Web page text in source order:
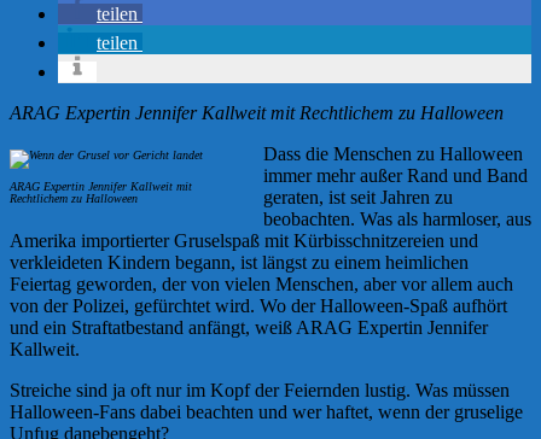
teilen
teilen
ARAG Expertin Jennifer Kallweit mit Rechtlichem zu Halloween
ARAG Expertin Jennifer Kallweit mit
Rechtlichem zu Halloween
Dass die Menschen zu Halloween
immer mehr außer Rand und Band
geraten, ist seit Jahren zu
beobachten. Was als harmloser, aus
Amerika importierter Gruselspaß mit Kürbisschnitzereien und
verkleideten Kindern begann, ist längst zu einem heimlichen
Feiertag geworden, der von vielen Menschen, aber vor allem auch
von der Polizei, gefürchtet wird. Wo der Halloween-Spaß aufhört
und ein Straftatbestand anfängt, weiß ARAG Expertin Jennifer
Kallweit.
Streiche sind ja oft nur im Kopf der Feiernden lustig. Was müssen
Halloween-Fans dabei beachten und wer haftet, wenn der gruselige
Unfug danebengeht?